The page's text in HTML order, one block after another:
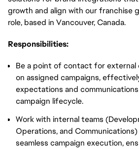
growth and align with our franchise
role, based in Vancouver, Canada.
Responsibilities:
Be a point of contact for external
on assigned campaigns,
expectations and
campaign lifecycle.
Work with internal teams
Operations, and
seamless campaign execution,